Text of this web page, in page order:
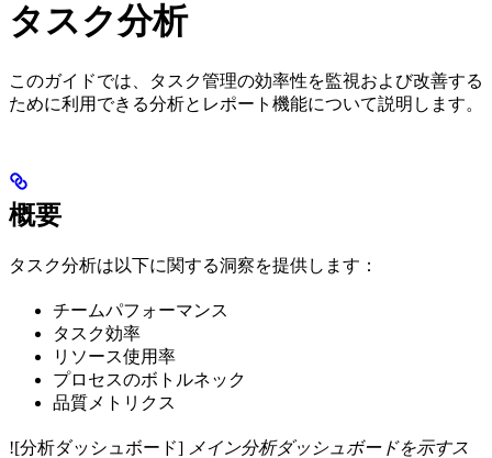
タスク分析
このガイドでは、タスク管理の効率性を監視および改善する
ために利用できる分析とレポート機能について説明します。
概要
タスク分析は以下に関する洞察を提供します：
チームパフォーマンス
タスク効率
リソース使用率
プロセスのボトルネック
品質メトリクス
![分析ダッシュボード] メイン分析ダッシュボードを示すス